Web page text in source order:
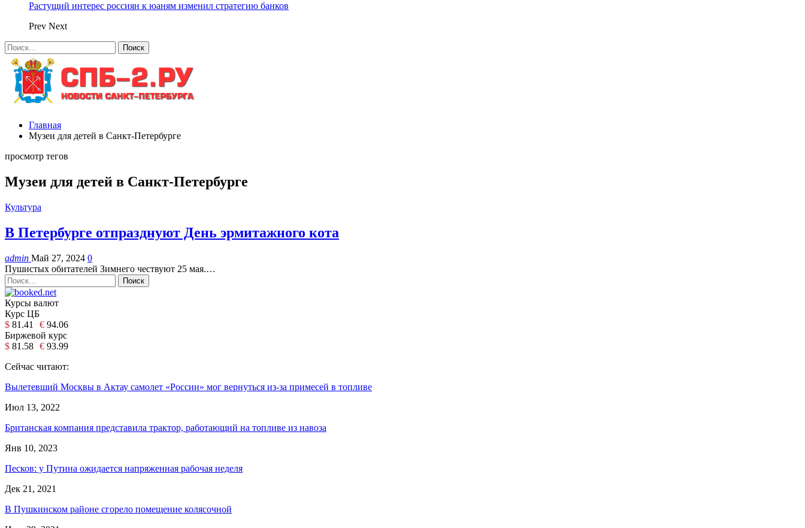
Растущий интерес россиян к юаням изменил стратегию банков
Prev Next
Главная
Музеи для детей в Санкт-Петербурге
просмотр тегов
Музеи для детей в Санкт-Петербурге
Культура
В Петербурге отпразднуют День эрмитажного кота
admin Май 27, 2024 0
Пушистых обитателей Зимнего чествуют 25 мая.…
Курсы валют
Курс ЦБ
$ 81.41 € 94.06
Биржевой курс
$ 81.58 € 93.99
Сейчас читают:
Вылетевший Москвы в Актау самолет «России» мог вернуться из-за примесей в топливе
Июл 13, 2022
Британская компания представила трактор, работающий на топливе из навоза
Янв 10, 2023
Песков: у Путина ожидается напряженная рабочая неделя
Дек 21, 2021
В Пушкинском районе сгорело помещение колясочной